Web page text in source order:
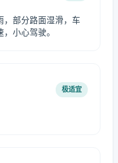
，部分路面湿滑，车
小心驾驶。
极适宜